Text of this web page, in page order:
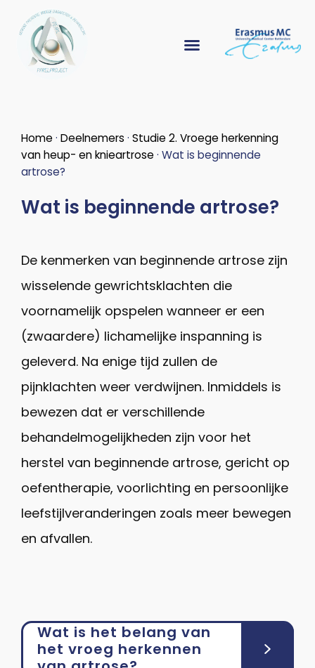
Home · Deelnemers · Studie 2. Vroege herkenning
van heup- en knieartrose · Wat is beginnende
artrose?
Wat is beginnende artrose?
De kenmerken van beginnende artrose zijn
wisselende gewrichtsklachten die
voornamelijk opspelen wanneer er een
(zwaardere) lichamelijke inspanning is
geleverd. Na enige tijd zullen de
pijnklachten weer verdwijnen. Inmiddels is
bewezen dat er verschillende
behandelmogelijkheden zijn voor het
herstel van beginnende artrose, gericht op
oefentherapie, voorlichting en persoonlijke
leefstijlveranderingen zoals meer bewegen
en afvallen.
Wat is het belang van
het vroeg herkennen